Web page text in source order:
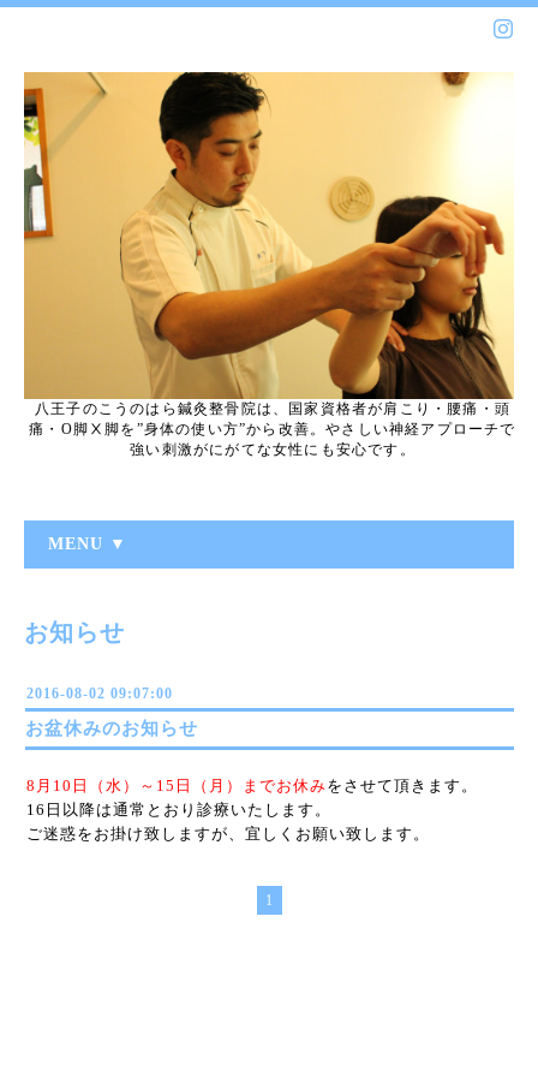
八王子のこうのはら鍼灸整骨院は、国家資格者が肩こり・腰痛・頭
痛・O脚Ⅹ脚を”身体の使い方”から改善。やさしい神経アプローチで
強い刺激がにがてな女性にも安心です。
MENU ▼
お知らせ
2016-08-02 09:07:00
お盆休みのお知らせ
8月10日（水）～15日（月）までお休みをさせて頂きます。
16日以降は通常とおり診療いたします。
ご迷惑をお掛け致しますが、宜しくお願い致します。
1